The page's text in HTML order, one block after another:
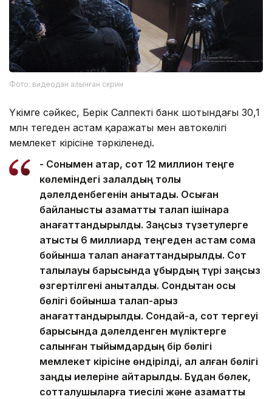
Фото: видеодан алынған скрин
Үкімге сәйкес, Берік Салпектің банк шотындағы 30,1
млн теңгеден астам қаражаты мен автокөлігі
мемлекет кірісіне тәркіленеді.
- Сонымен қатар, сот 12 миллион теңге
көлеміндегі залалдың толық
дәлелденбегенін анықтады. Осыған
байланысты азаматтық талап ішінара
қанағаттандырылды. Заңсыз түзетулерге
қатысты 6 миллиард теңгеден астам сома
бойынша талап қанағаттандырылды. Сот
талқылауы барысында құбырдың түрі заңсыз
өзгертілгені анықталды. Сондықтан осы
бөлігі бойынша талап-арыз
қанағаттандырылды. Сондай-ақ, сот тергеуі
барысында дәлелденген мүліктерге
салынған тыйымдардың бір бөлігі
мемлекет кірісіне өндірілді, ал қалған бөлігі
заңды иелеріне қайтарылды. Бұдан бөлек,
сотталушыларға тиесілі және азаматтық